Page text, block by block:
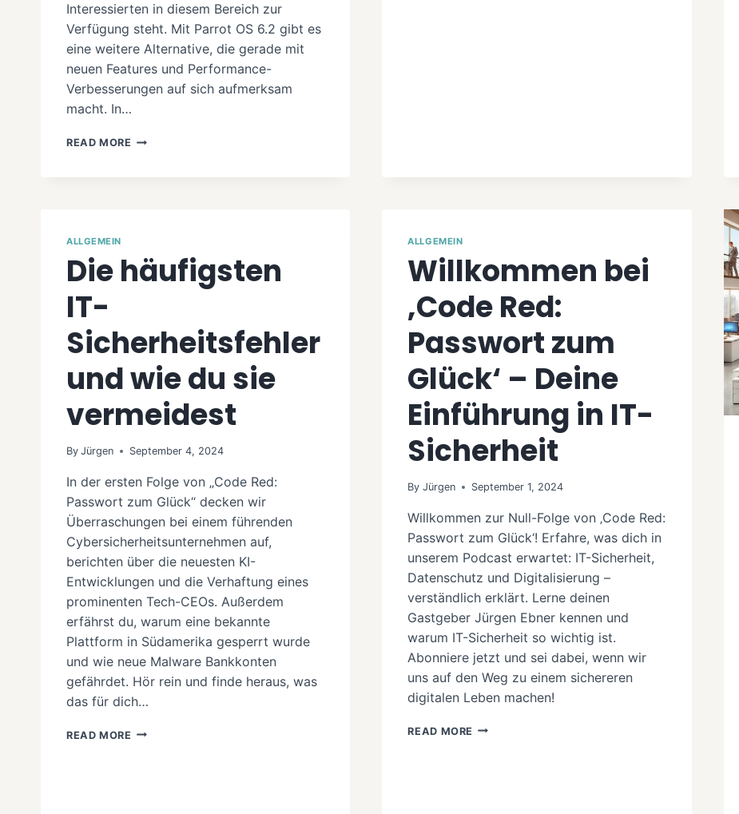
Interessierten in diesem Bereich zur
Verfügung steht. Mit Parrot OS 6.2 gibt es
eine weitere Alternative, die gerade mit
neuen Features und Performance-
Verbesserungen auf sich aufmerksam
macht. In…
READ MORE PARROT
KALI
LINUX
ALLGEMEIN
Die häufigsten
IT-
Sicherheitsfehler
und wie du sie
vermeidest
By Jürgen September 4, 2024
In der ersten Folge von „Code Red:
Passwort zum Glück“ decken wir
Überraschungen bei einem führenden
Cybersicherheitsunternehmen auf,
berichten über die neuesten KI-
Entwicklungen und die Verhaftung eines
prominenten Tech-CEOs. Außerdem
erfährst du, warum eine bekannte
Plattform in Südamerika gesperrt wurde
und wie neue Malware Bankkonten
gefährdet. Hör rein und finde heraus, was
das für dich…
READ MORE DIE
ALLGEMEIN
Willkommen bei
‚Code Red:
Passwort zum
Glück‘ – Deine
Einführung in IT-
Sicherheit
By Jürgen September 1, 2024
Willkommen zur Null-Folge von ‚Code Red:
Passwort zum Glück‘! Erfahre, was dich in
unserem Podcast erwartet: IT-Sicherheit,
Datenschutz und Digitalisierung –
verständlich erklärt. Lerne deinen
Gastgeber Jürgen Ebner kennen und
warum IT-Sicherheit so wichtig ist.
Abonniere jetzt und sei dabei, wenn wir
uns auf den Weg zu einem sichereren
digitalen Leben machen!
READ MORE WILLKOMMEN